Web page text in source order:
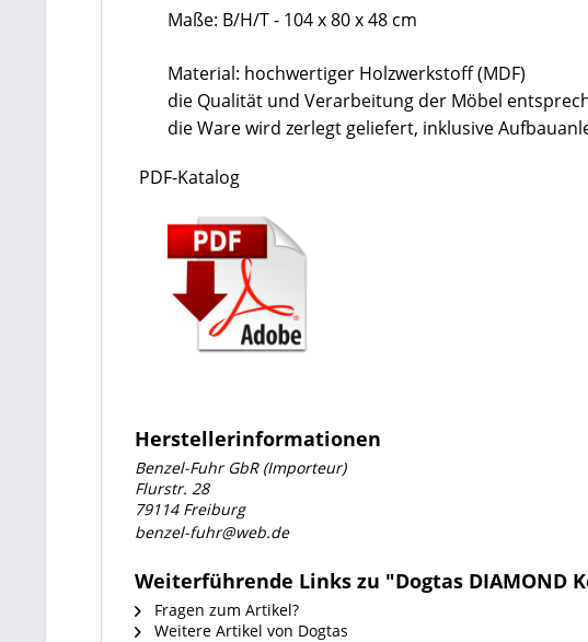
Maße: B/H/T - 104 x 80 x 48 cm
Material: hochwertiger Holzwerkstoff (MDF)
die Qualität und Verarbeitung der Möbel
die Ware wird zerlegt geliefert, inklusive
PDF-Katalog
Herstellerinformationen
Benzel-Fuhr GbR (Importeur)
Flurstr. 28
79114 Freiburg
benzel-fuhr@web.de
Weiterführende Links zu "Dogtas DIAMOND
Fragen zum Artikel?
Weitere Artikel von Dogtas